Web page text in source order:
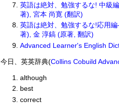
英語は絶対、勉強するな! 中級
著), 宮本 尚寛 (翻訳)
英語は絶対、勉強するな!応用
著), 金 淳鎬 (原著, 翻訳)
Advanced Learner's English
今日、英英辞典(Collins Cobuild
although
best
correct